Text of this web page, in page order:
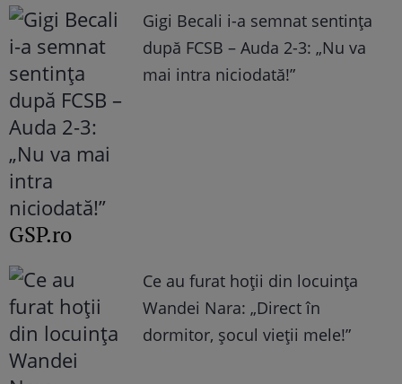
Gigi Becali i-a semnat sentința
după FCSB – Auda 2-3: „Nu va
mai intra niciodată!”
GSP.ro
Ce au furat hoții din locuința
Wandei Nara: „Direct în
dormitor, șocul vieții mele!”